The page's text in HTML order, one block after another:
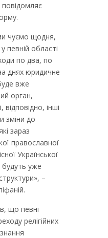
чуємо щодня,
певній області
по два, по
днях юридичне
вже
орган,
відповідно, інші
зміни до
зараз
православної
Української
будуть уже
–
що певні
релігійних